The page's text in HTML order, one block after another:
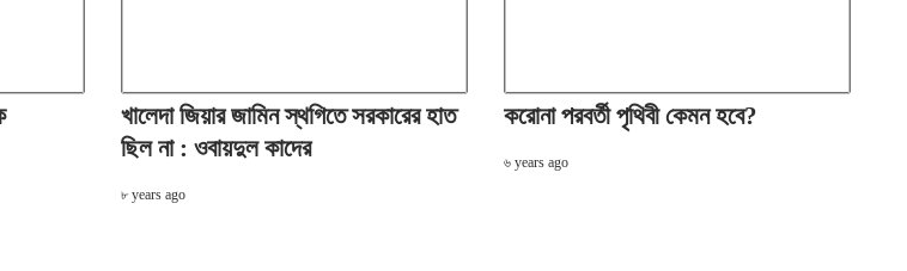
খালেদা জিয়ার জামিন স্থগিতে সরকারের হাত
ছিল না : ওবায়দুল কাদের
৮ years ago
করোনা পরবর্তী পৃথিবী কেমন হবে?
৬ years ago